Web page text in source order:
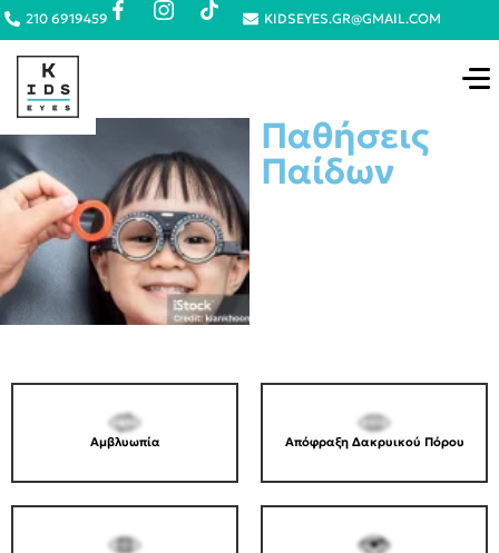
210 6919459 KIDSEYES.GR@GMAIL.COM
Παθήσεις
Παίδων
Αμβλυωπία Απόφραξη Δακρυικού Πόρου